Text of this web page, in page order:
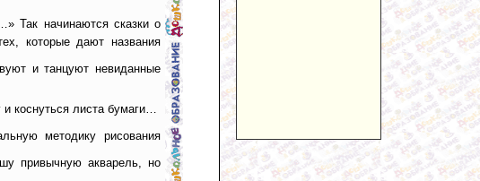
Так начинаются сказки о
которые дают названия
и танцуют невиданные
коснуться листа бумаги…
методику рисования
привычную акварель, но